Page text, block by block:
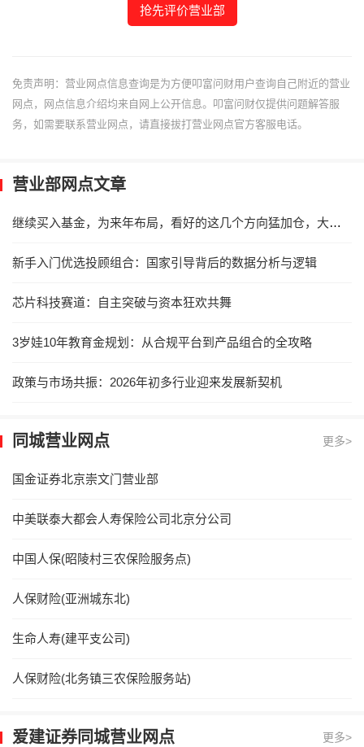
抢先评价营业部
免责声明：营业网点信息查询是为方便叩富问财用户查询自己附近的营业
网点，网点信息介绍均来自网上公开信息。叩富问财仅提供问题解答服
务，如需要联系营业网点，请直接拔打营业网点官方客服电话。
营业部网点文章
继续买入基金，为来年布局，看好的这几个方向猛加仓，大干一场！
新手入门优选投顾组合：国家引导背后的数据分析与逻辑
芯片科技赛道：自主突破与资本狂欢共舞
3岁娃10年教育金规划：从合规平台到产品组合的全攻略
政策与市场共振：2026年初多行业迎来发展新契机
同城营业网点 更多>
国金证券北京崇文门营业部
中美联泰大都会人寿保险公司北京分公司
中国人保(昭陵村三农保险服务点)
人保财险(亚洲城东北)
生命人寿(建平支公司)
人保财险(北务镇三农保险服务站)
爱建证券同城营业网点 更多>